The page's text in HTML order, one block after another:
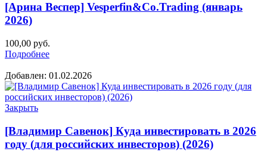
[Арина Веспер] Vesperfin&Co.Trading (январь
2026)
100,00 руб.
Подробнее
Добавлен: 01.02.2026
Закрыть
[Владимир Савенок] Куда инвестировать в 2026
году (для российских инвесторов) (2026)